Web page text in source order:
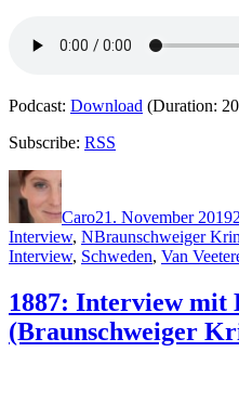
Podcast: Download (Duration:
Subscribe: RSS
Autor
Caro21. November 2019
Interview, NSchlagwörter
Braunschweiger
Interview, Schweden, Van
1887: Interview mit
(Braunschweiger